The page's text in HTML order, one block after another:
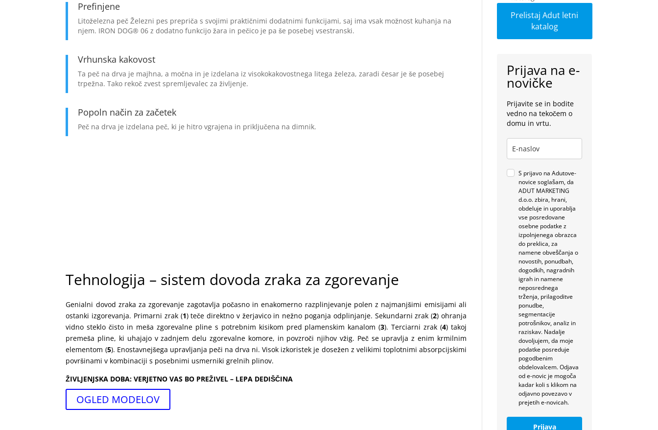
Prefinjene
Litoželezna peč Železni pes prepriča s svojimi praktičnimi dodatnimi funkcijami, saj ima vsak možnost kuhanja na
njem. IRON DOG® 06 z dodatno funkcijo žara in pečico je pa še posebej vsestranski.
Vrhunska kakovost
Ta peč na drva je majhna, a močna in je izdelana iz visokokakovostnega litega železa, zaradi česar je še posebej
trpežna. Tako rekoč zvest spremljevalec za življenje.
Popoln način za začetek
Peč na drva je izdelana peč, ki je hitro vgrajena in priključena na dimnik.
Tehnologija – sistem dovoda zraka za zgorevanje
Genialni dovod zraka za zgorevanje zagotavlja počasno in enakomerno razplinjevanje polen z najmanjšimi emisijami ali
ostanki izgorevanja. Primarni zrak (1) teče direktno v žerjavico in nežno poganja odplinjanje. Sekundarni zrak (2) ohranja
vidno steklo čisto in meša zgorevalne pline s potrebnim kisikom pred plamenskim kanalom (3). Terciarni zrak (4) takoj
premeša pline, ki uhajajo v zadnjem delu zgorevalne komore, in povzroči njihov vžig. Peč se upravlja z enim krmilnim
elementom (5). Enostavnejšega upravljanja peči na drva ni. Visok izkoristek je dosežen z velikimi toplotnimi absorpcijskimi
površinami v kombinaciji s posebnimi usmerniki grelnih plinov.
ŽIVLJENJSKA DOBA: VERJETNO VAS BO PREŽIVEL – LEPA DEDIŠČINA
OGLED MODELOV
Prelistaj Adut letni
katalog
Prijava na e-
novičke
Prijavite se in bodite
vedno na tekočem o
domu in vrtu.
S prijavo na Adutove-
novice soglašam, da
ADUT MARKETING
d.o.o. zbira, hrani,
obdeluje in uporablja
vse posredovane
osebne podatke z
izpolnjenega obrazca
do preklica, za
namene obveščanja o
novostih, ponudbah,
dogodkih, nagradnih
igrah in namene
neposrednega
trženja, prilagoditve
ponudbe,
segmentacije
potrošnikov, analiz in
raziskav. Nadalje
dovoljujem, da moje
podatke posreduje
pogodbenim
obdelovalcem. Odjava
od e-novic je mogoča
kadar koli s klikom na
odjavno povezavo v
prejetih e-novicah.
Prijava